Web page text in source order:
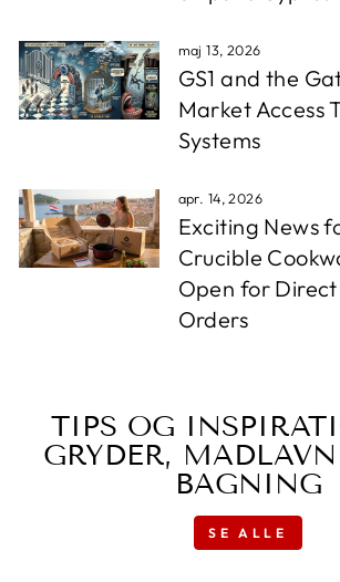
maj 13, 2026
GS1 and the
Market Access
Systems
apr. 14, 2026
Exciting News
Crucible
Open for
Orders
TIPS OG
GRYDER,
BAGNING
SE ALLE